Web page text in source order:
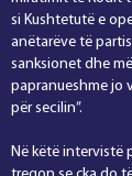
si Kushtetutë e
anëtarëve të
sanksionet dhe
papranueshme jo
për secilin”.
Në këtë intervistë